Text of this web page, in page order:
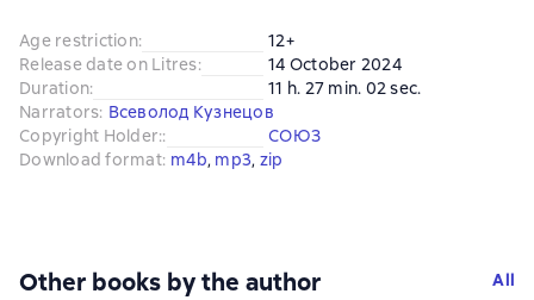
Age restriction:
12+
Release date on Litres:
14 October 2024
Duration:
11 h. 27 min. 02 sec.
Narrators: Всеволод Кузнецов
Copyright Holder::
СОЮЗ
Download format: m4b, mp3, zip
Other books by the author All